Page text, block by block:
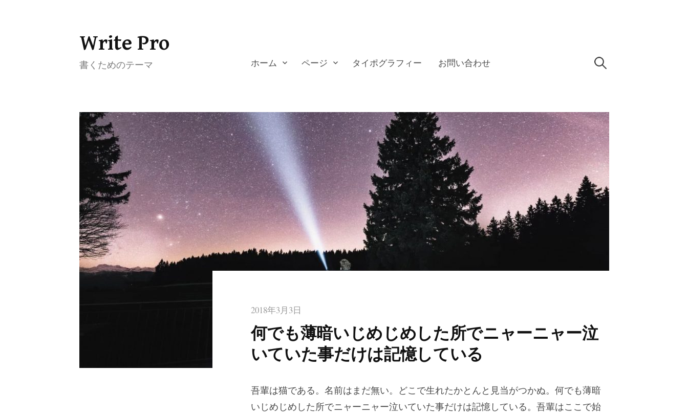
コ
テ
へ
ス
プ
Write Pro
書くためのテーマ ホーム ページ タイポグラフィー お問い合わせ 検
2018年3月3日
何でも薄暗いじめじめした所でニャーニャー泣
いていた事だけは記憶している
吾輩は猫である。名前はまだ無い。どこで生れたかとんと見当がつかぬ。何でも薄暗
いじめじめした所でニャーニャー泣いていた事だけは記憶している。吾輩はここで始